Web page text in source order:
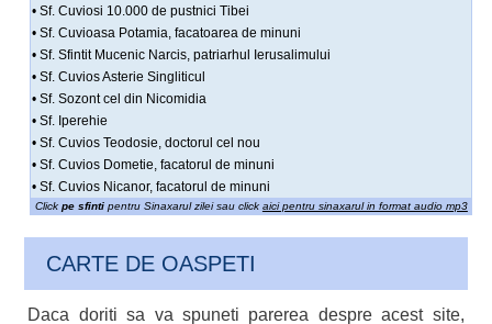
• Sf. Cuviosi 10.000 de pustnici Tibei
• Sf. Cuvioasa Potamia, facatoarea de minuni
• Sf. Sfintit Mucenic Narcis, patriarhul Ierusalimului
• Sf. Cuvios Asterie Singliticul
• Sf. Sozont cel din Nicomidia
• Sf. Iperehie
• Sf. Cuvios Teodosie, doctorul cel nou
• Sf. Cuvios Dometie, facatorul de minuni
• Sf. Cuvios Nicanor, facatorul de minuni
Click pe sfintipentru Sinaxarul zilei sau click aici pentru sinaxarul in format audio mp3
CARTE DE OASPETI
Daca doriti sa va spuneti parerea despre acest site,